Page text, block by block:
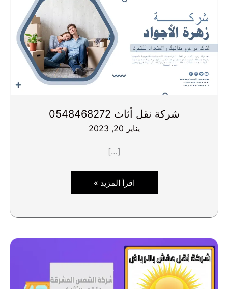
شركة نقل أثاث 0548468272
يناير 20, 2023
[…]
شركة
نقل
اقرأ المزيد »